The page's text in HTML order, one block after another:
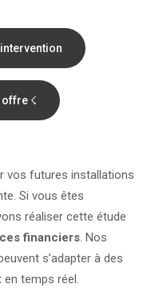
offre ☇
vos futures installations
Si vous êtes
réaliser cette étude
financiers. Nos
s’adapter à des
temps réel.